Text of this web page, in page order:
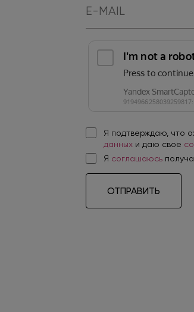
Я подтверждаю, что
данных и даю свое
Я соглашаюсь
ОТПРАВИТЬ